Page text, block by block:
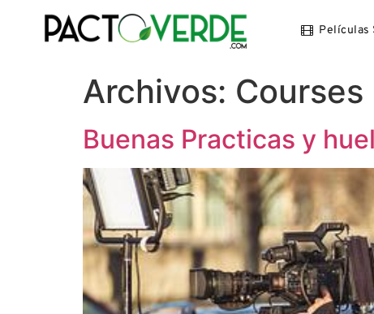
Películas
Archivos: Courses
Buenas Practicas y